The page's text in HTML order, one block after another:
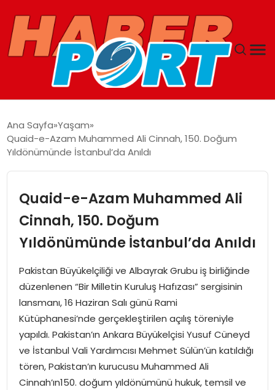
GUNCEL
SPOR
MAGAZIN
SPOR
EĞITIM
OTOMOBIL
Ana Sayfa Yaşam
Quaid-e-Azam Muhammed Ali Cinnah, 150. Doğum
Yıldönümünde İstanbul’da Anıldı
Quaid-e-Azam Muhammed Ali
Cinnah, 150. Doğum
Yıldönümünde İstanbul’da Anıldı
Pakistan Büyükelçiliği ve Albayrak Grubu iş birliğinde
düzenlenen “Bir Milletin Kuruluş Hafızası” sergisinin
lansmanı, 16 Haziran Salı günü Rami
Kütüphanesi’nde gerçekleştirilen açılış töreniyle
yapıldı. Pakistan’ın Ankara Büyükelçisi Yusuf Cüneyd
ve İstanbul Vali Yardımcısı Mehmet Sülün’ün katıldığı
tören, Pakistan’ın kurucusu Muhammed Ali
Cinnah’ın150. doğum yıldönümünü hukuk, temsil ve